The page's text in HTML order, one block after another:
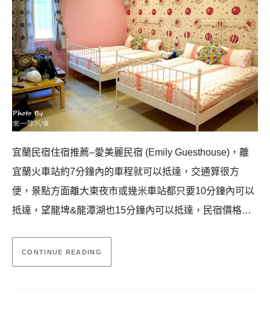
宜蘭民宿住宿推薦–愛美麗民宿 (Emily Guesthouse)，離
宜蘭火車站約7分鐘內的車程就可以抵達，交通算很方
便，景點方面離大東夜市或幾米車站都只要10分鐘內可以
抵達，望龍埤&龍潭湖也15分鐘內可以抵達，民宿價格…
CONTINUE READING